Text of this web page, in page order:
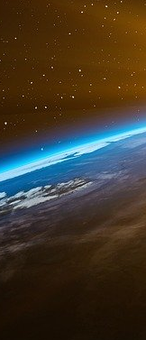
Enfin, les
du marché.
Cela pourrait
rationaliser
coûts de
Des
d’émissions
du secteur
marché en
Bien qu’il
électriques